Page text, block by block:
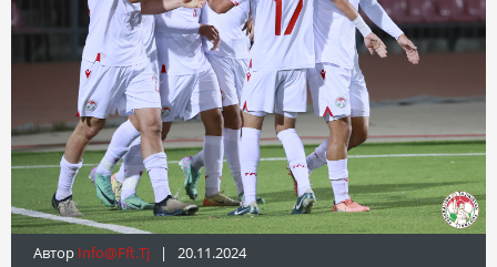
Автор Info@fft.tj | 20.11.2024